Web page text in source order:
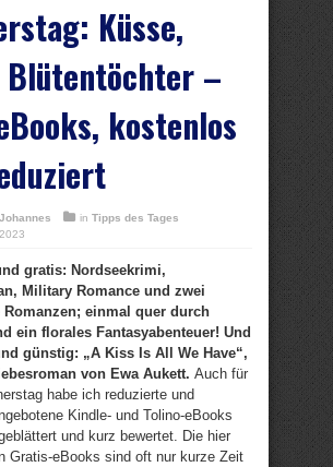
Küsse,
–
kostenlos
Johannes in Tipps des Tages
gratis: Nordseekrimi,
Military Romance und zwei
einmal quer durch
ein florales Fantasyabenteuer! Und
günstig: „A Kiss Is All We Have“,
von Ewa Aukett. Auch für
habe ich reduzierte und
Kindle- und Tolino-eBooks
und kurz bewertet. Die hier
Gratis-eBooks sind oft nur kurze Zeit